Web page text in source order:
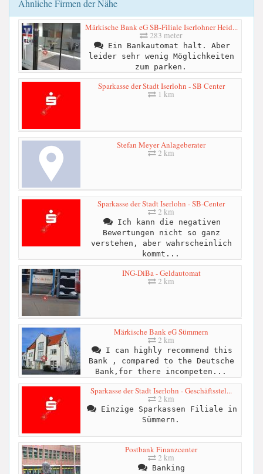
Ähnliche Firmen der Nähe
Märkische Bank eG SB-Filiale Iserlohner Heid...
283 meter
Ein Bankautomat halt. Aber
leider sehr wenig Möglichkeiten
zum parken.
Sparkasse der Stadt Iserlohn - SB Center
1 km
Stefan Meyer Anlageberater
2 km
Sparkasse der Stadt Iserlohn - SB-Center
2 km
Ich kann die negativen
Bewertungen nicht so ganz
verstehen, aber wahrscheinlich
kommt...
ING-DiBa - Geldautomat
2 km
Märkische Bank eG Sümmern
2 km
I can highly recommend this
Bank , compared to the Deutsche
Bank,for there incompeten...
Sparkasse der Stadt Iserlohn - Geschäftsstel...
2 km
Einzige Sparkassen Filiale in
Sümmern.
Postbank Finanzcenter
2 km
Banking